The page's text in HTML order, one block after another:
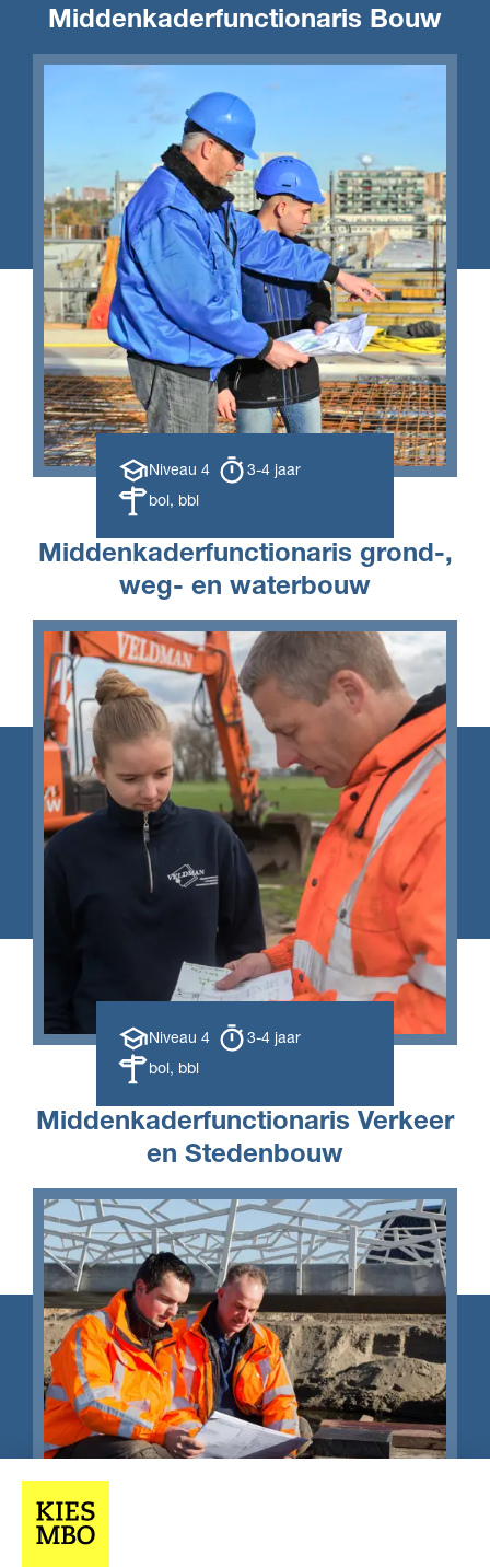
Middenkaderfunctionaris Bouw
Opleiding
Niveau 4
Opleiding
duur
3-4 jaar
Leerweg
bol, bbl
Middenkaderfunctionaris grond-,
weg- en waterbouw
Opleiding
Niveau 4
Opleiding
duur
3-4 jaar
Leerweg
bol, bbl
Middenkaderfunctionaris Verkeer
en Stedenbouw